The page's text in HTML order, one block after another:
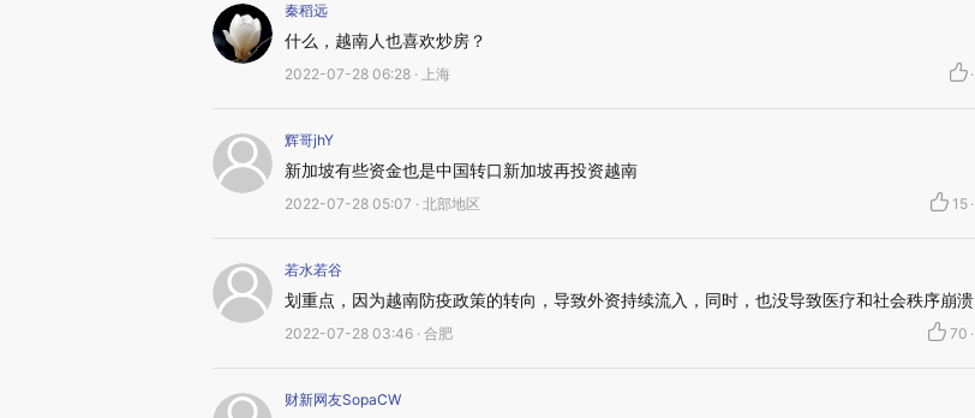
秦稻远
什么，越南人也喜欢炒房？
2022-07-28 06:28 · 上海 ·
辉哥jhY
新加坡有些资金也是中国转口新加坡再投资越南
2022-07-28 05:07 · 北部地区 15 ·
若水若谷
划重点，因为越南防疫政策的转向，导致外资持续流入，同时，也没导致医疗和社会秩序崩溃
2022-07-28 03:46 · 合肥 70 ·
财新网友SopaCW